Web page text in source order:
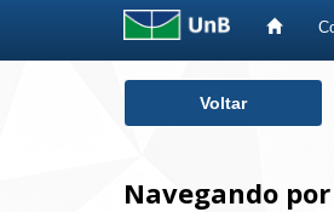
Voltar
Navegando